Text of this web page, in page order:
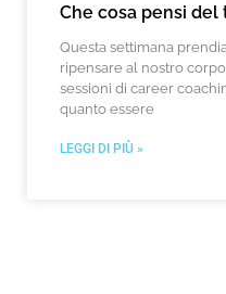
Che cosa pensi del
Questa settimana
ripensare al nostro
sessioni di career
quanto essere
LEGGI DI PIÙ »